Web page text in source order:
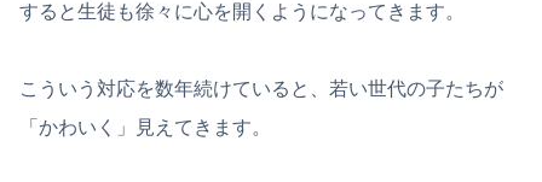
すると生徒も徐々に心を開くようになってきます。
こういう対応を数年続けていると、若い世代の子たちが
「かわいく」見えてきます。